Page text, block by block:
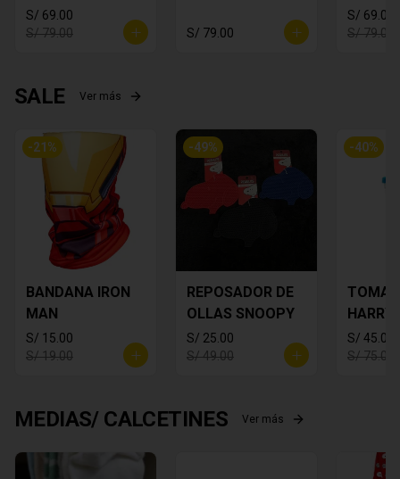
MICKEY
S/ 69.00
S/ 79.00
S/ 79.00
S/ 69.00
S/ 79.00
SALE Ver más
-21 %
BANDANA IRON
MAN
S/ 15.00
S/ 19.00
-49%
REPOSADOR DE
OLLAS SNOOPY
S/ 25.00
S/ 49.00
-40%
TOMA
HARRY
S/ 45.00
S/ 75.00
MEDIAS/ CALCETINES Ver más